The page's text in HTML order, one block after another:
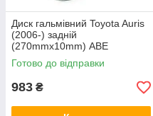
Диск гальмівний Toyota Auris
(2006-) задній
(270mmx10mm) ABE
Готово до відправки
983 ₴